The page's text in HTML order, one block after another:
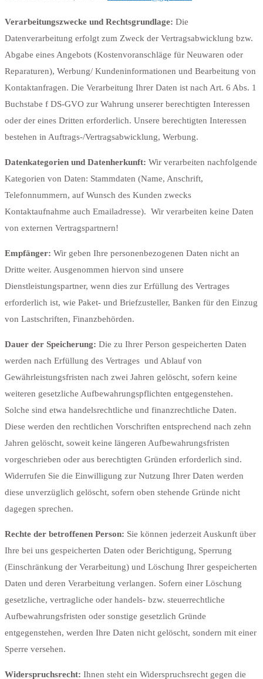
Verarbeitungszwecke und Rechtsgrundlage: Die
Datenverarbeitung erfolgt zum Zweck der Vertragsabwicklung bzw.
Abgabe eines Angebots (Kostenvoranschläge für Neuwaren oder
Reparaturen), Werbung/ Kundeninformationen und Bearbeitung von
Kontaktanfragen. Die Verarbeitung Ihrer Daten ist nach Art. 6 Abs. 1
Buchstabe f DS-GVO zur Wahrung unserer berechtigten Interessen
oder der eines Dritten erforderlich. Unsere berechtigten Interessen
bestehen in Auftrags-/Vertragsabwicklung, Werbung.
Datenkategorien und Datenherkunft: Wir verarbeiten nachfolgende
Kategorien von Daten: Stammdaten (Name, Anschrift,
Telefonnummern, auf Wunsch des Kunden zwecks
Kontaktaufnahme auch Emailadresse). Wir verarbeiten keine Daten
von externen Vertragspartnern!
Empfänger: Wir geben Ihre personenbezogenen Daten nicht an
Dritte weiter. Ausgenommen hiervon sind unsere
Dienstleistungspartner, wenn dies zur Erfüllung des Vertrages
erforderlich ist, wie Paket- und Briefzusteller, Banken für den Einzug
von Lastschriften, Finanzbehörden.
Dauer der Speicherung: Die zu Ihrer Person gespeicherten Daten
werden nach Erfüllung des Vertrages und Ablauf von
Gewährleistungsfristen nach zwei Jahren gelöscht, sofern keine
weiteren gesetzliche Aufbewahrungspflichten entgegenstehen.
Solche sind etwa handelsrechtliche und finanzrechtliche Daten.
Diese werden den rechtlichen Vorschriften entsprechend nach zehn
Jahren gelöscht, soweit keine längeren Aufbewahrungsfristen
vorgeschrieben oder aus berechtigten Gründen erforderlich sind.
Widerrufen Sie die Einwilligung zur Nutzung Ihrer Daten werden
diese unverzüglich gelöscht, sofern oben stehende Gründe nicht
dagegen sprechen.
Rechte der betroffenen Person: Sie können jederzeit Auskunft über
Ihre bei uns gespeicherten Daten oder Berichtigung, Sperrung
(Einschränkung der Verarbeitung) und Löschung Ihrer gespeicherten
Daten und deren Verarbeitung verlangen. Sofern einer Löschung
gesetzliche, vertragliche oder handels- bzw. steuerrechtliche
Aufbewahrungsfristen oder sonstige gesetzlich Gründe
entgegenstehen, werden Ihre Daten nicht gelöscht, sondern mit einer
Sperre versehen.
Widerspruchsrecht: Ihnen steht ein Widerspruchsrecht gegen die